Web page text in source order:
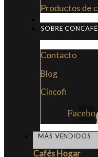
Productos de
SOBRE CONCAFÉ
Contacto
Blog
Cincofi
MÁS VENDIDOS
Cafés Hogar